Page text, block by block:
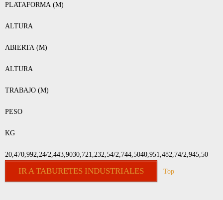
PLATAFORMA (M)
ALTURA
ABIERTA (M)
ALTURA
TRABAJO (M)
PESO
KG
20,470,992,24/2,443,9030,721,232,54/2,744,5040,951,482,74/2,945,50
IR A TABURETES INDUSTRIALES Top